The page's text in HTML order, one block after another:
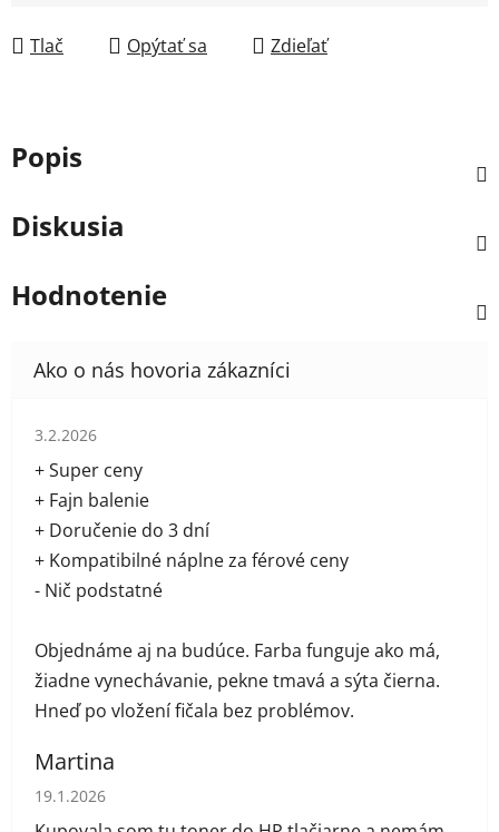
Tlač Opýtať sa Zdieľať
Popis
Diskusia
Hodnotenie
Hodnotenie obchodu je 5 z 5 hviezdičiek.
3.2.2026
+ Super ceny
+ Fajn balenie
+ Doručenie do 3 dní
+ Kompatibilné náplne za férové ceny
- Nič podstatné
Objednáme aj na budúce. Farba funguje ako má,
žiadne vynechávanie, pekne tmavá a sýta čierna.
Hneď po vložení fičala bez problémov.
Martina
Hodnotenie obchodu je 5 z 5 hviezdičiek.
19.1.2026